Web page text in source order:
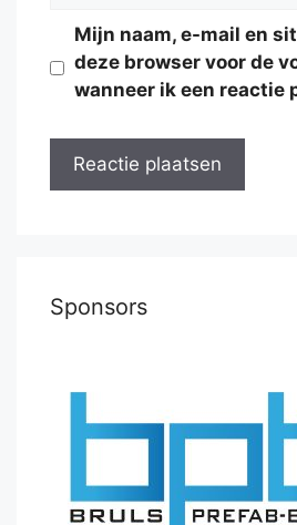
Mijn naam, e-mail en
deze browser voor de
wanneer ik een reactie
Sponsors